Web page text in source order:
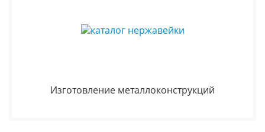
Изготовление металлоконструкций